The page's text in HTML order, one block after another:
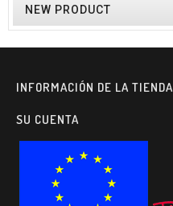
NEW PRODUCT
INFORMACIÓN DE LA TIENDA
SU CUENTA